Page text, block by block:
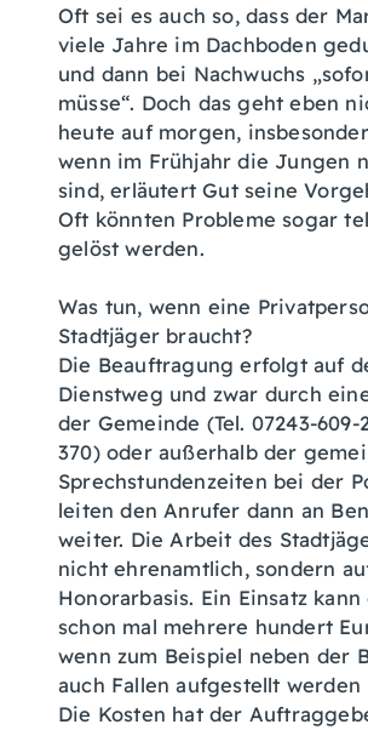
Oft sei es auch so, dass der
viele Jahre im Dachboden
und dann bei Nachwuchs
müsse“. Doch das geht eben
heute auf morgen,
wenn im Frühjahr die Jungen
sind, erläutert Gut seine
Oft könnten Probleme sogar
gelöst werden.
Was tun, wenn eine
Stadtjäger braucht?
Die Beauftragung erfolgt auf
Dienstweg und zwar durch
der Gemeinde (Tel. 07243-609-
370) oder außerhalb der
Sprechstundenzeiten bei der
leiten den Anrufer dann an
weiter. Die Arbeit des
nicht ehrenamtlich, sondern
Honorarbasis. Ein Einsatz
schon mal mehrere hundert
wenn zum Beispiel neben der
auch Fallen aufgestellt werden
Die Kosten hat der